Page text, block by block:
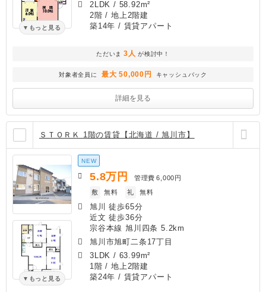
もっと見る
2LDK / 58.92m²
2階 / 地上2階建
築14年 / 賃貸アパート
ただいま 3人 が検討中！
対象者全員に 最大 50,000円 キャッシュバック
詳細を見る
ＳＴＯＲＫ 1階の賃貸【北海道 / 旭川市】
もっと見る
NEW
5.8万円 管理費 6,000円
敷
無料 礼 無料
旭川 徒歩65分
近文 徒歩36分
宗谷本線 旭川四条 5.2km
旭川市旭町二条17丁目
3LDK / 63.99m²
1階 / 地上2階建
築24年 / 賃貸アパート